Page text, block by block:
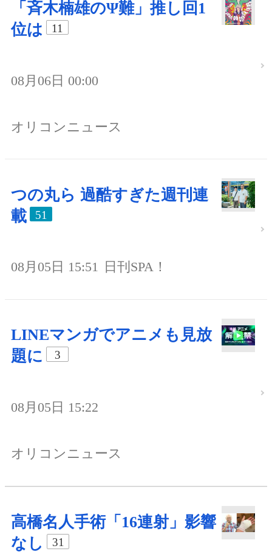
「斉木楠雄のΨ難」推し回1
位は
11
08月06日 00:00
オリコンニュース
つの丸ら 過酷すぎた週刊連
載
51
08月05日 15:51 日刊SPA！
LINEマンガでアニメも見放
題に
3
08月05日 15:22
オリコンニュース
高橋名人手術「16連射」影響
なし
31